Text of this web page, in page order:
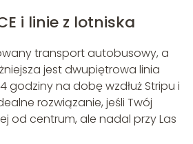
i linie z lotniska
transport autobusowy, a
jest dwupiętrowa linia
godziny na dobę wzdłuż Stripu i
rozwiązanie, jeśli Twój
od centrum, ale nadal przy Las